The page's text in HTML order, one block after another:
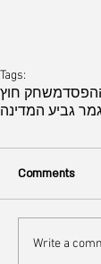
Tags:
משחק חוץהפסד
גביע המדינה
Comments
Write a